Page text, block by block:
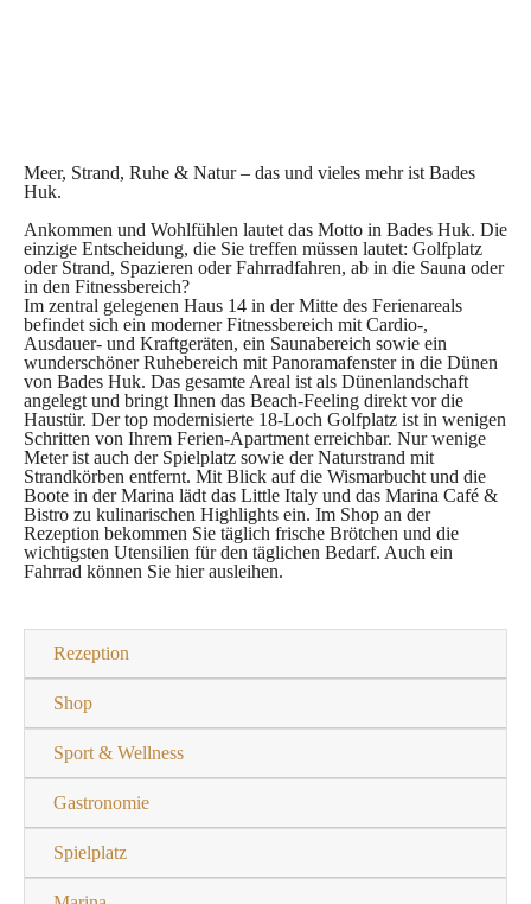
Meer, Strand, Ruhe & Natur – das und vieles mehr ist Bades
Huk.
Ankommen und Wohlfühlen lautet das Motto in Bades Huk. Die
einzige Entscheidung, die Sie treffen müssen lautet: Golfplatz
oder Strand, Spazieren oder Fahrradfahren, ab in die Sauna oder
in den Fitnessbereich?
Im zentral gelegenen Haus 14 in der Mitte des Ferienareals
befindet sich ein moderner Fitnessbereich mit Cardio-,
Ausdauer- und Kraftgeräten, ein Saunabereich sowie ein
wunderschöner Ruhebereich mit Panoramafenster in die Dünen
von Bades Huk. Das gesamte Areal ist als Dünenlandschaft
angelegt und bringt Ihnen das Beach-Feeling direkt vor die
Haustür. Der top modernisierte 18-Loch Golfplatz ist in wenigen
Schritten von Ihrem Ferien-Apartment erreichbar. Nur wenige
Meter ist auch der Spielplatz sowie der Naturstrand mit
Strandkörben entfernt. Mit Blick auf die Wismarbucht und die
Boote in der Marina lädt das Little Italy und das Marina Café &
Bistro zu kulinarischen Highlights ein. Im Shop an der
Rezeption bekommen Sie täglich frische Brötchen und die
wichtigsten Utensilien für den täglichen Bedarf. Auch ein
Fahrrad können Sie hier ausleihen.
Rezeption
Shop
Sport & Wellness
Gastronomie
Spielplatz